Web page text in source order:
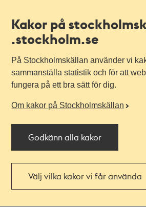
Kakor på
.stockholm.se
På Stockholmskällan använder vi
sammanställa statistik och för att
fungera på ett bra sätt för dig.
Om kakor på Stockholmskällan
Godkänn alla kakor
Välj vilka kakor vi får använda